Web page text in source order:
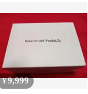
¥9,999